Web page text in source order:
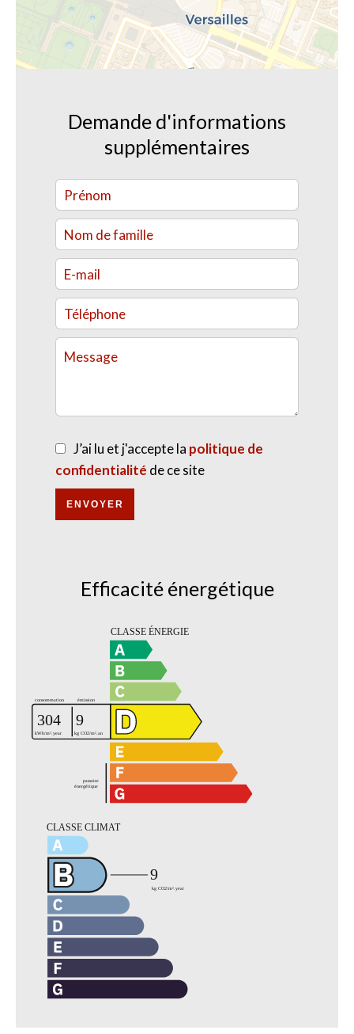
Demande d'informations
supplémentaires
J’ai lu et j'accepte la politique de
confidentialité de ce site
ENVOYER
Efficacité énergétique